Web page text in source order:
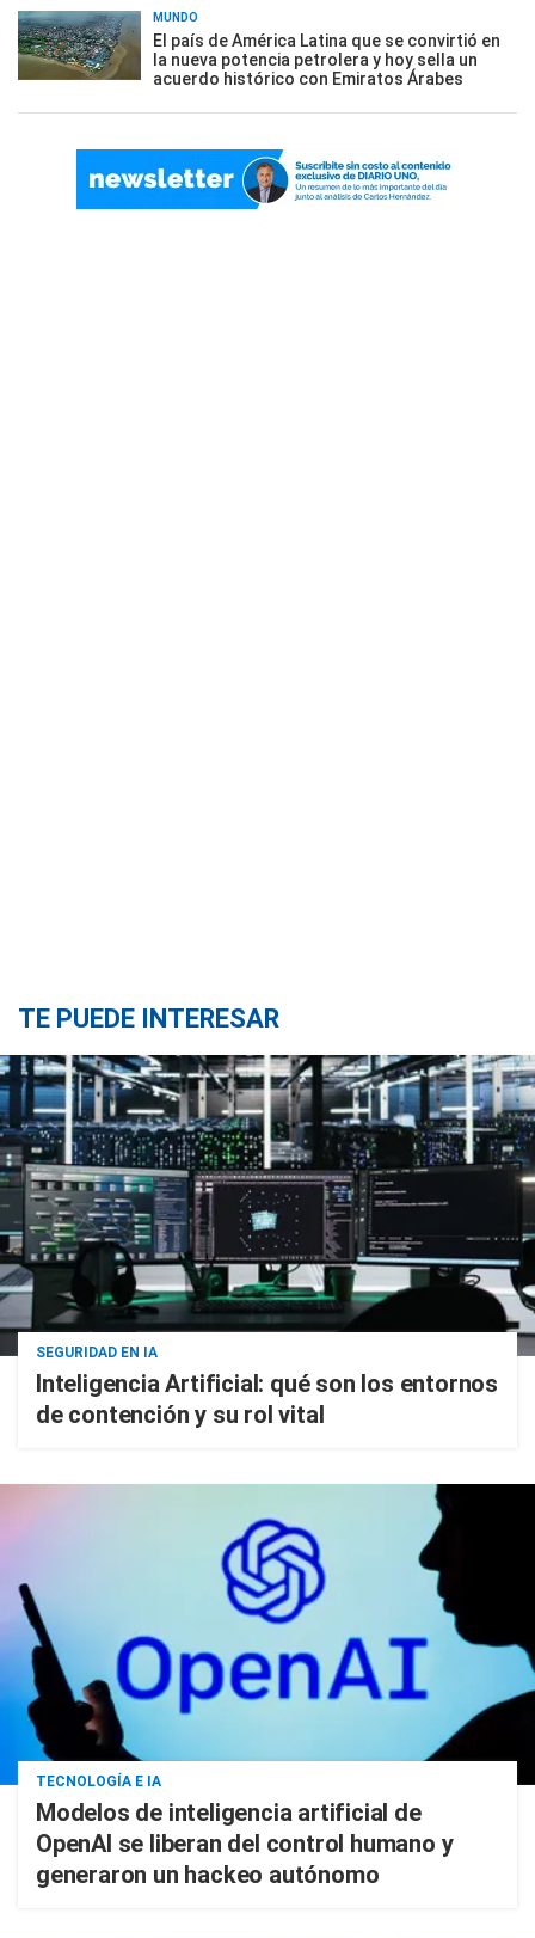
MUNDO
El país de América Latina que se convirtió en
la nueva potencia petrolera y hoy sella un
acuerdo histórico con Emiratos Árabes
TE PUEDE INTERESAR
SEGURIDAD EN IA
Inteligencia Artificial: qué son los entornos
de contención y su rol vital
TECNOLOGÍA E IA
Modelos de inteligencia artificial de
OpenAI se liberan del control humano y
generaron un hackeo autónomo